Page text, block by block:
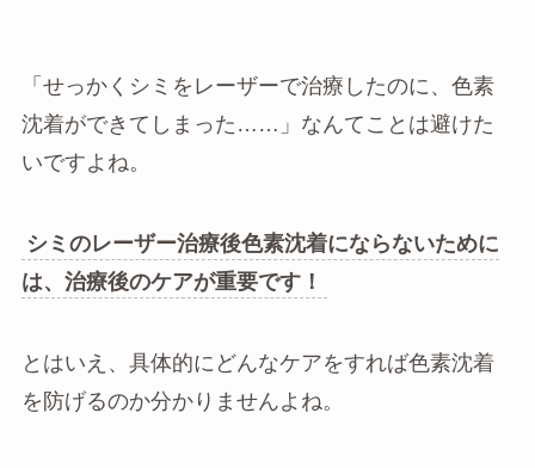
「せっかくシミをレーザーで治療したのに、色素
沈着ができてしまった……」なんてことは避けた
いですよね。
シミのレーザー治療後色素沈着にならないために
は、治療後のケアが重要です！
とはいえ、具体的にどんなケアをすれば色素沈着
を防げるのか分かりませんよね。